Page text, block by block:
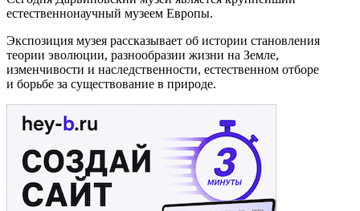
естественнонаучный музеем Европы.
Экспозиция музея рассказывает об истории становления
теории эволюции, разнообразии жизни на Земле,
изменчивости и наследственности, естественном отборе
и борьбе за существование в природе.